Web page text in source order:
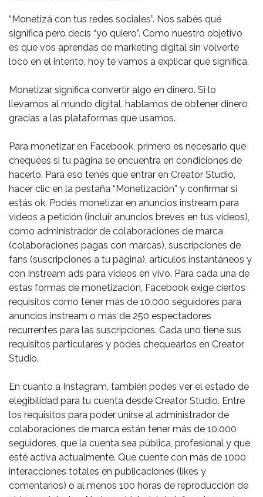
“Monetizá con tus redes sociales”. Nos sabés qué
significa pero decís “yo quiero”. Como nuestro objetivo
es que vos aprendas de marketing digital sin volverte
loco en el intento, hoy te vamos a explicar qué significa. ⁣
Monetizar significa convertir algo en dinero. Si lo
llevamos al mundo digital, hablamos de obtener dinero
gracias a las plataformas que usamos.⁣
Para monetizar en Facebook, primero es necesario que
chequees si tu página se encuentra en condiciones de
hacerlo. Para eso tenés que entrar en Creator Studio,
hacer clic en la pestaña “Monetización” y confirmar si
estás ok. Podés monetizar en anuncios instream para
videos a petición (incluir anuncios breves en tus videos),
como administrador de colaboraciones de marca
(colaboraciones pagas con marcas), suscripciones de
fans (suscripciones a tu página), artículos instantáneos y
con Instream ads para videos en vivo. Para cada una de
estas formas de monetización, Facebook exige ciertos
requisitos como tener más de 10.000 seguidores para
anuncios instream o más de 250 espectadores
recurrentes para las suscripciones. Cada uno tiene sus
requisitos particulares y podes chequearlos en Creator
Studio. ⁣
En cuanto a Instagram, también podes ver el estado de
elegibilidad para tu cuenta desde Creator Studio. Entre
los requisitos para poder unirse al administrador de
colaboraciones de marca están tener más de 10.000
seguidores, que la cuenta sea pública, profesional y que
esté activa actualmente. Que cuente con más de 1000
interacciones totales en publicaciones (likes y
comentarios) o al menos 100 horas de reproducción de